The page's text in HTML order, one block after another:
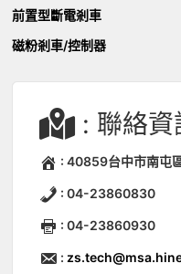
前置型斷電剎車
磁粉剎車/控制器
: 聯絡資
: 40859台中市南屯
: 04-23860830
: 04-23860930
: